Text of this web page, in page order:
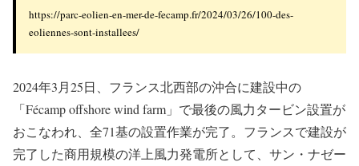
https://parc-eolien-en-mer-de-fecamp.fr/2024/03/26/100-des-
eoliennes-sont-installees/
2024年3月25日、フランス北西部の沖合に建設中の
「Fécamp offshore wind farm」で最後の風力タービン設置が
おこなわれ、全71基の設置作業が完了。フランスで建設が
完了した商用規模の洋上風力発電所として、サン・ナゼー